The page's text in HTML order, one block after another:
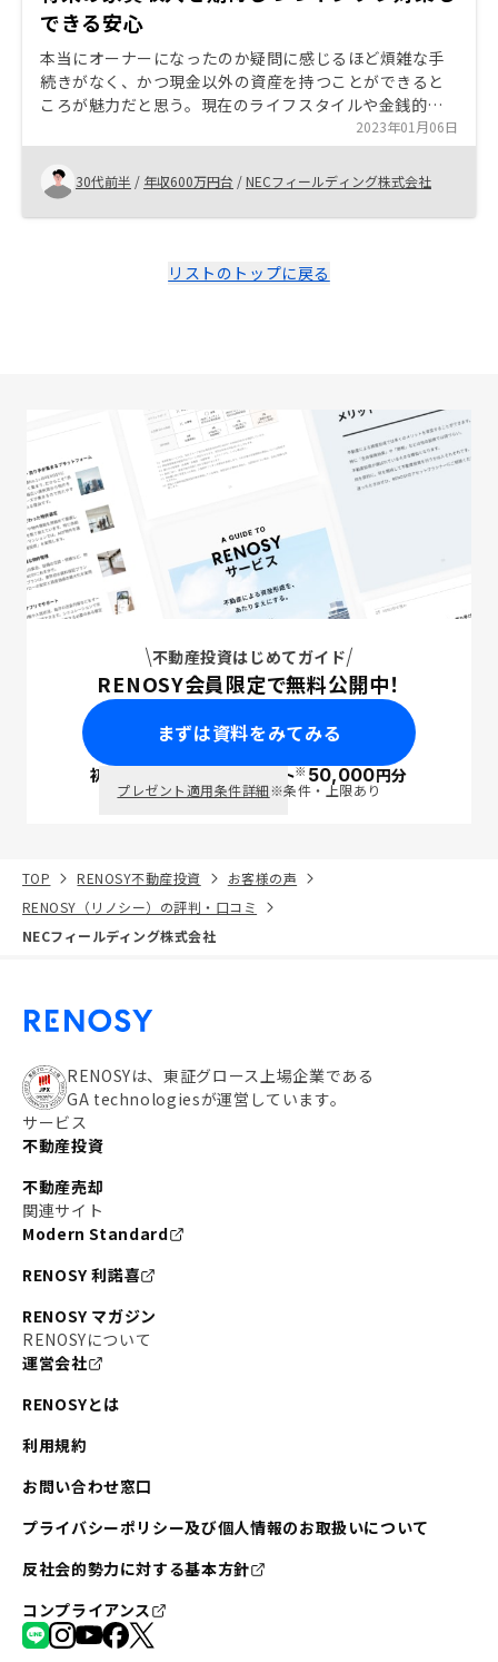
できる安心
本当にオーナーになったのか疑問に感じるほど煩雑な手
続きがなく、かつ現金以外の資産を持つことができると
ころが魅力だと思う。現在のライフスタイルや金銭的余
裕に合わせてスモールスタートできることもメリットの1
つ。 サンプル物件ではなく実際のユーザさんの生データ
の公開(物件の家賃下落率や利回り、節税効果度合いなど)
2023年01月06日
30代前半 / 年収600万円台 /NECフィールディング株式会社
リストのトップに戻る
不動産投資はじめてガイド
RENOSY会員限定で無料公開中！
まずは資料をみてみる
初回面談で ポイント※50,000円分
プレゼント適用条件詳細※条件・上限あり
TOP RENOSY不動産投資
お客様の声
RENOSY（リノシー）の評判・口コミ
NECフィールディング株式会社
RENOSYは、東証グロース上場企業である
GA technologiesが運営しています。
サービス
不動産投資
不動産売却
関連サイト
Modern Standard
RENOSY 利諾喜
RENOSY マガジン
RENOSYについて
運営会社
RENOSYとは
利用規約
お問い合わせ窓口
プライバシーポリシー及び個人情報のお取扱いについて
反社会的勢力に対する基本方針
コンプライアンス